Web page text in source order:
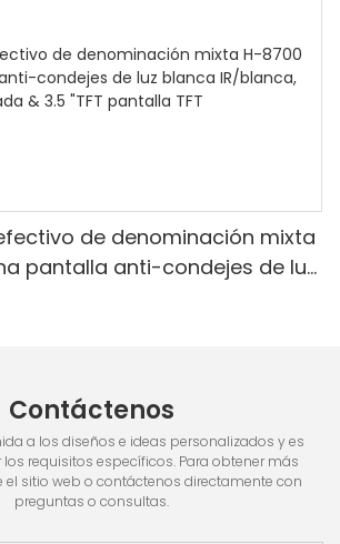
de denominación mixta
pantalla anti-condejes de luz
Contáctenos
a los diseños e ideas personalizados y es
requisitos específicos. Para obtener más
el sitio web o contáctenos directamente con
preguntas o consultas.